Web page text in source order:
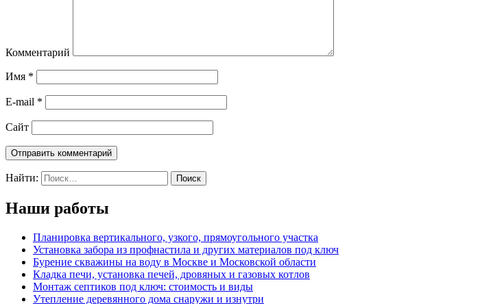
Комментарий
Имя *
E-mail *
Сайт
Найти:
Наши работы
Планировка вертикального, узкого, прямоугольного участка
Установка забора из профнастила и других материалов под ключ
Бурение скважины на воду в Москве и Московской области
Кладка печи, установка печей, дровяных и газовых котлов
Монтаж септиков под ключ: стоимость и виды
Утепление деревянного дома снаружи и изнутри